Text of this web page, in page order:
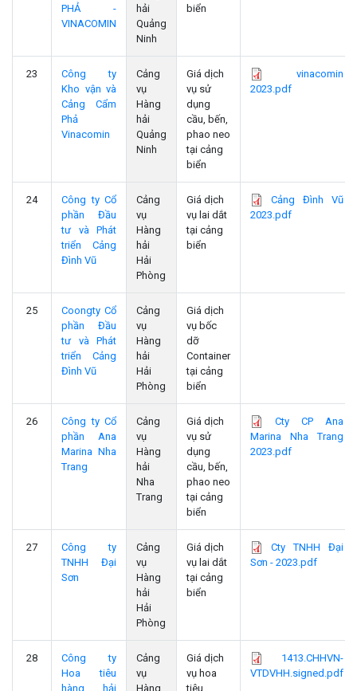
PHẢ -
VINACOMIN
hải
Quảng
Ninh
biển
23
Công ty
Kho vận và
Cảng Cẩm
Phả
Vinacomin
Cảng
vụ
Hàng
hải
Quảng
Ninh
Giá dịch
vụ sử
dụng
cầu, bến,
phao neo
tại cảng
biển
vinacomin
2023.pdf
24
Công ty Cổ
phần Đầu
tư và Phát
triển Cảng
Đình Vũ
Cảng
vụ
Hàng
hải
Hải
Phòng
Giá dịch
vụ lai dắt
tại cảng
biển
Cảng Đình Vũ
2023.pdf
25
Coongty Cổ
phần Đầu
tư và Phát
triển Cảng
Đình Vũ
Cảng
vụ
Hàng
hải
Hải
Phòng
Giá dịch
vụ bốc
dỡ
Container
tại cảng
biển
26
Công ty Cổ
phần Ana
Marina Nha
Trang
Cảng
vụ
Hàng
hải
Nha
Trang
Giá dịch
vụ sử
dụng
cầu, bến,
phao neo
tại cảng
biển
Cty CP Ana
Marina Nha Trang
2023.pdf
27
Công ty
TNHH Đại
Sơn
Cảng
vụ
Hàng
hải
Hải
Phòng
Giá dịch
vụ lai dắt
tại cảng
biển
Cty TNHH Đại
Sơn - 2023.pdf
28
Công ty
Hoa tiêu
hàng hải
Cảng
vụ
Hàng
Giá dịch
vụ hoa
tiêu
1413.CHHVN-
VTDVHH.signed.pdf